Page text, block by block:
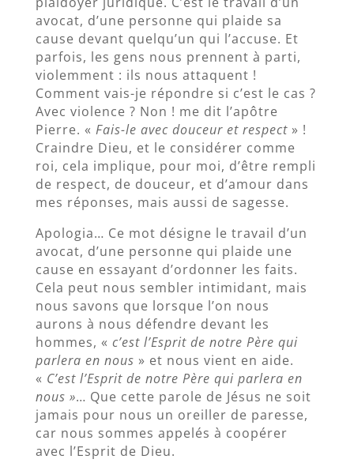
avocat, d’une personne qui plaide sa
cause devant quelqu’un qui l’accuse. Et
parfois, les gens nous prennent à parti,
violemment : ils nous attaquent !
Comment vais-je répondre si c’est le cas ?
Avec violence ? Non ! me dit l’apôtre
Pierre. « Fais-le avec douceur et respect» !
Craindre Dieu, et le considérer comme
roi, cela implique, pour moi, d’être rempli
de respect, de douceur, et d’amour dans
mes réponses, mais aussi de sagesse.
Apologia… Ce mot désigne le travail d’un
avocat, d’une personne qui plaide une
cause en essayant d’ordonner les faits.
Cela peut nous sembler intimidant, mais
nous savons que lorsque l’on nous
aurons à nous défendre devant les
hommes, « c’est l’Esprit de notre Père qui
parlera en nous » et nous vient en aide.
« C’est l’Esprit de notre Père qui parlera en
nous »… Que cette parole de Jésus ne soit
jamais pour nous un oreiller de paresse,
car nous sommes appelés à coopérer
avec l’Esprit de Dieu.